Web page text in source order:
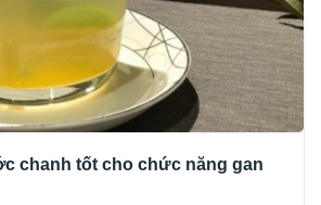
chanh tốt cho chức năng gan